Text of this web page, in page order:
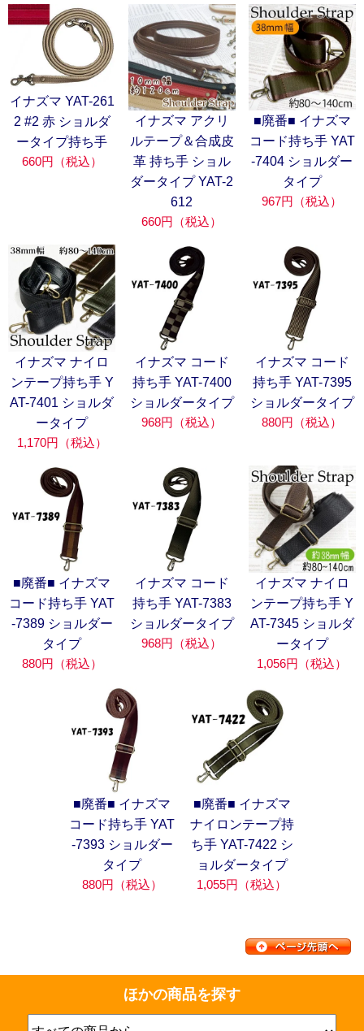
イナズマ YAT-261
2 #2 赤 ショルダ
ータイプ持ち手
660円（税込）
イナズマ アクリ
ルテープ＆合成皮
革 持ち手 ショル
ダータイプ YAT-2
612
660円（税込）
■廃番■ イナズマ
コード持ち手 YAT
-7404 ショルダー
タイプ
967円（税込）
イナズマ ナイロ
ンテープ持ち手 Y
AT-7401 ショルダ
ータイプ
1,170円（税込）
イナズマ コード
持ち手 YAT-7400
ショルダータイプ
968円（税込）
イナズマ コード
持ち手 YAT-7395
ショルダータイプ
880円（税込）
■廃番■ イナズマ
コード持ち手 YAT
-7389 ショルダー
タイプ
880円（税込）
イナズマ コード
持ち手 YAT-7383
ショルダータイプ
968円（税込）
イナズマ ナイロ
ンテープ持ち手 Y
AT-7345 ショルダ
ータイプ
1,056円（税込）
■廃番■ イナズマ
コード持ち手 YAT
-7393 ショルダー
タイプ
880円（税込）
■廃番■ イナズマ
ナイロンテープ持
ち手 YAT-7422 シ
ョルダータイプ
1,055円（税込）
ほかの商品を探す